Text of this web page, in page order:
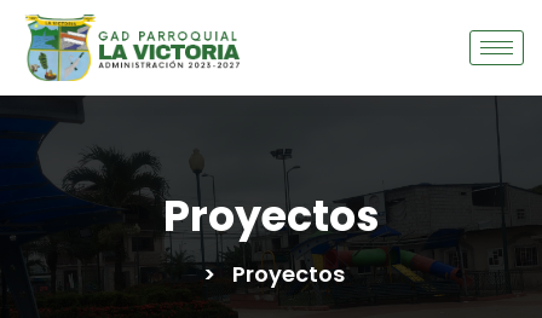
Proyectos
> Proyectos